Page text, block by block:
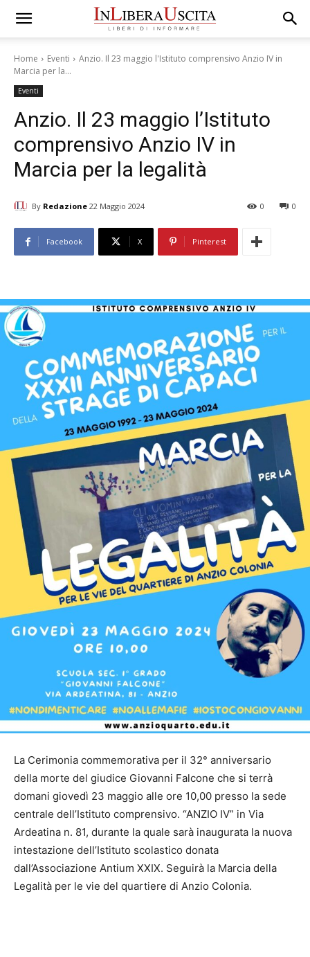
Home Eventi
Anzio. Il 23 maggio l'Istituto comprensivo Anzio IV in
Marcia per la...
Eventi
Anzio. Il 23 maggio l’Istituto
comprensivo Anzio IV in
Marcia per la legalità
By Redazione 22 Maggio 2024 0
0
Facebook X Pinterest
La Cerimonia commemorativa per il 32° anniversario
della morte del giudice Giovanni Falcone che si terrà
domani giovedì 23 maggio alle ore 10,00 presso la sede
centrale dell’Istituto comprensivo. “ANZIO IV” in Via
Ardeatina n. 81, durante la quale sarà inaugurata la nuova
intestazione dell’Istituto scolastico donata
dall’Associazione Antium XXIX. Seguirà la Marcia della
Legalità per le vie del quartiere di Anzio Colonia.